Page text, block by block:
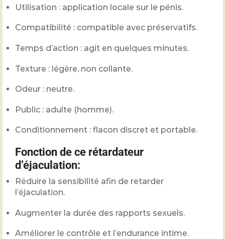
Utilisation : application locale sur le pénis.
Compatibilité : compatible avec préservatifs.
Temps d’action : agit en quelques minutes.
Texture : légère, non collante.
Odeur : neutre.
Public : adulte (homme).
Conditionnement : flacon discret et portable.
Fonction de ce rétardateur
d’éjaculation:
Réduire la sensibilité afin de retarder
l’éjaculation.
Augmenter la durée des rapports sexuels.
Améliorer le contrôle et l’endurance intime.